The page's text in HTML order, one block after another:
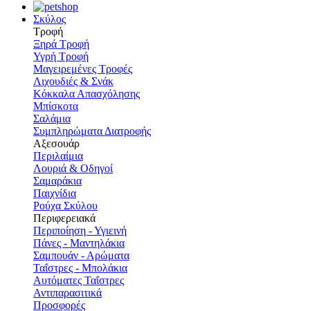
Σκύλος
Τροφή
Ξηρά Τροφή
Υγρή Τροφή
Μαγειρεμένες Τροφές
Λιχουδιές & Σνάκ
Κόκκαλα Απασχόλησης
Μπίσκοτα
Σαλάμια
Συμπληρώματα Διατροφής
Αξεσουάρ
Περιλαίμια
Λουριά & Οδηγοί
Σαμαράκια
Παιχνίδια
Ρούχα Σκύλου
Περιφερειακά
Περιποίηση - Υγιεινή
Πάνες - Μαντηλάκια
Σαμπουάν - Αρώματα
Ταΐστρες - Μπολάκια
Αυτόματες Ταΐστρες
Αντιπαρασιτικά
Προσφορές